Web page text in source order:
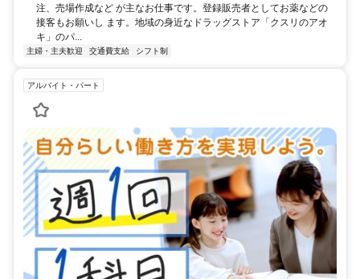
注、売場作成など が主なお仕事です。登録販売者としてお薬などの
接客もお願いし ます。地域の身近なドラッグストア「クスリのアオ
キ」のパ...
主婦・主夫歓迎 交通費支給 シフト制
アルバイト・パート